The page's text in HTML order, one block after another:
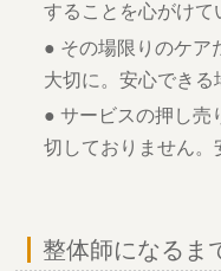
することを心がけて
● その場限りのケア
大切に。安心でき
● サービスの押し売
切しておりません。
整体師になる